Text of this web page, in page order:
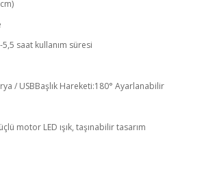
5,5 saat kullanım süresi
/ USBBaşlık Hareketi:180° Ayarlanabilir
motor LED ışık, taşınabilir tasarım